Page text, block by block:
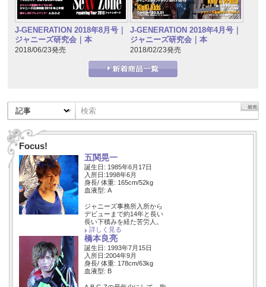
J-GENERATION 2018年8月号｜
ジャニーズ研究会｜本
2018/06/23発売
J-GENERATION 2018年4月号｜
ジャニーズ研究会｜本
2018/02/23発売
Focus!
五関晃一
誕生日: 1985年6月17日
入所日:1998年6月
身長/ 体重: 165cm/52kg
血液型: A
ジャニーズ事務所入所から
デビューまで約14年と長い
長い下積みを経た苦労人。
詳しく見る
橋本良亮
誕生日: 1993年7月15日
入所日:2004年9月
身長/ 体重: 178cm/63kg
血液型: B